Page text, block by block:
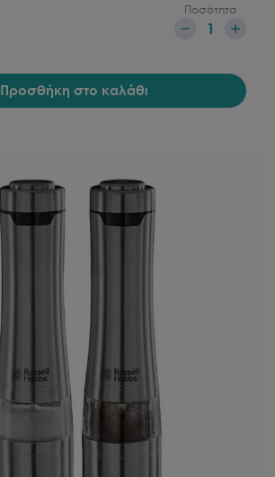
Ποσότητα
1
Προσθήκη στο καλάθι